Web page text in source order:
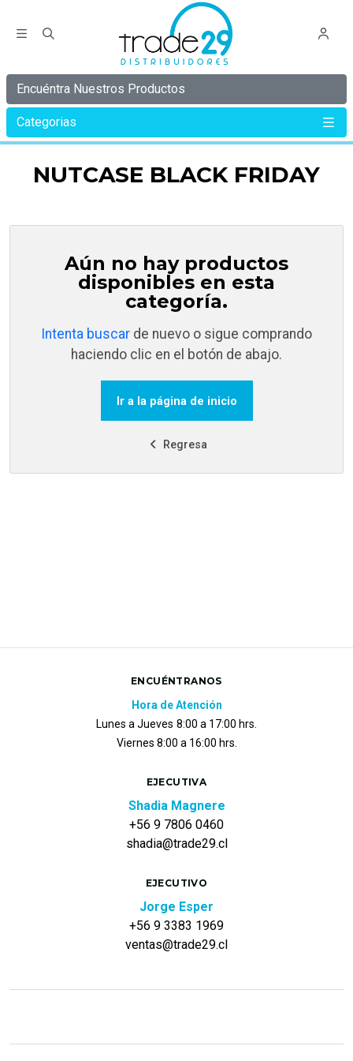
Encuéntra Nuestros Productos
Categorias
NUTCASE BLACK FRIDAY
Aún no hay productos
disponibles en esta
categoría.
Intenta buscar de nuevo o sigue comprando
haciendo clic en el botón de abajo.
Ir a la página de inicio
Regresa
ENCUÉNTRANOS
Hora de Atención
Lunes a Jueves 8:00 a 17:00 hrs.
Viernes 8:00 a 16:00 hrs.
EJECUTIVA
Shadia Magnere
+56 9 7806 0460
shadia@trade29.cl
EJECUTIVO
Jorge Esper
+56 9 3383 1969
ventas@trade29.cl